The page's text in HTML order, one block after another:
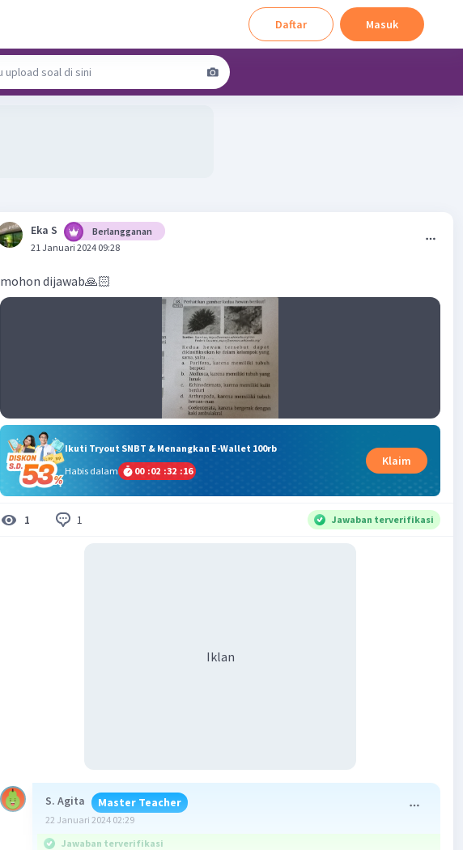
Daftar Masuk
Eka S
Berlangganan
21 Januari 2024 09:28
mohon dijawab🙏🏻
Ikuti Tryout SNBT & Menangkan E-Wallet 100rb
Habis dalam
00 :02 :32 :15
Klaim
1 1 Jawaban terverifikasi
Iklan
S. Agita Master Teacher
22 Januari 2024 02:29
Jawaban terverifikasi